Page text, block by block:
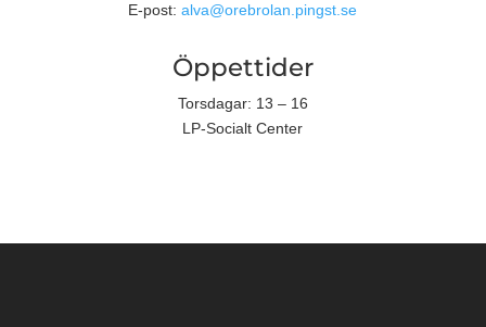
E-post:alva@orebrolan.pingst.se
Öppettider
Torsdagar: 13 – 16
LP-Socialt Center